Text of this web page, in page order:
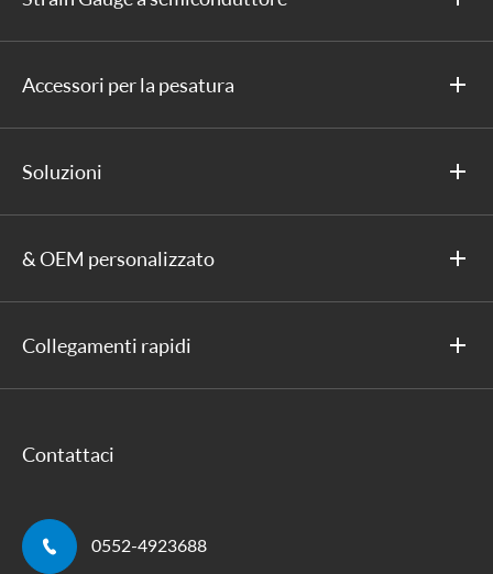
Accessori per la pesatura
Soluzioni
& OEM personalizzato
Collegamenti rapidi
Contattaci
 0552-4923688